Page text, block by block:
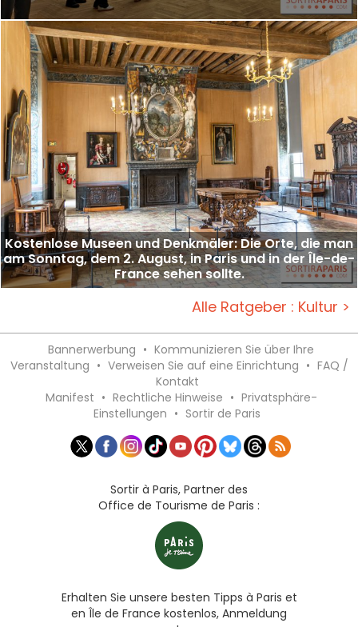
Kostenlose Museen und Denkmäler: Die Orte, die man
am Sonntag, dem 2. August, in Paris und in der Île-de-
France sehen sollte.
Alle Ratgeber : Kultur >
Bannerwerbung • Kommunizieren Sie über Ihre
Veranstaltung • Verweisen Sie auf eine Einrichtung • FAQ /
Kontakt
Manifest • Rechtliche Hinweise • Privatsphäre-
Einstellungen • Sortir de Paris
Sortir à Paris, Partner des
Office de Tourisme de Paris :
Erhalten Sie unsere besten Tipps à Paris et
en Île de France kostenlos, Anmeldung